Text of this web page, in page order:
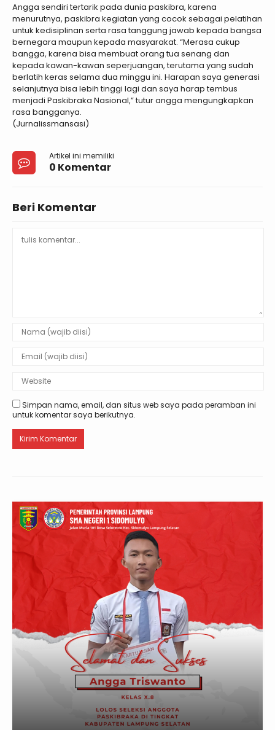
Angga sendiri tertarik pada dunia paskibra, karena
menurutnya, paskibra kegiatan yang cocok sebagai pelatihan
untuk kedisiplinan serta rasa tanggung jawab kepada bangsa
bernegara maupun kepada masyarakat. “Merasa cukup
bangga, karena bisa membuat orang tua senang dan
kepada kawan-kawan seperjuangan, terutama yang sudah
berlatih keras selama dua minggu ini. Harapan saya generasi
selanjutnya bisa lebih tinggi lagi dan saya harap tembus
menjadi Paskibraka Nasional,” tutur angga mengungkapkan
rasa bangganya.
(Jurnalissmansasi)
Artikel ini memiliki
0 Komentar
Beri Komentar
Simpan nama, email, dan situs web saya pada peramban ini
untuk komentar saya berikutnya.